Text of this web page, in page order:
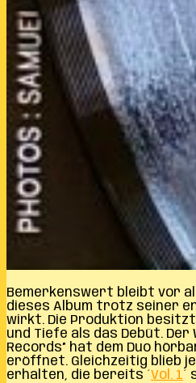
Bemerkenswert bleibt vor
dieses Album trotz seiner
wirkt. Die Produktion
und Tiefe als das Debüt. Der
Records” hat dem Duo
eröffnet. Gleichzeitig blieb
erhalten, die bereits ´Vol. 1´